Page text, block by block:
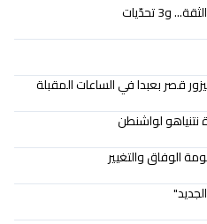
تحدّيات
قصر بعبدا في الساعات المقبلة
نتنياهو لواشنطن
الوفاق والتغيير